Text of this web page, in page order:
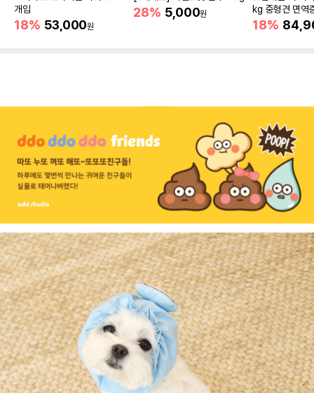
개입
18% 53,000원
28% 5,000원
kg 중형견 면역
18%